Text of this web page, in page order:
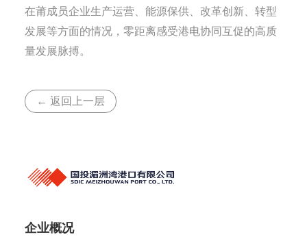
在莆成员企业生产运营、能源保供、改革创新、转型
发展等方面的情况，零距离感受港电协同互促的高质
量发展脉搏。
← 返回上一层
企业概况